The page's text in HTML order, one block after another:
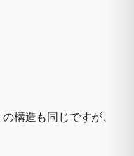
構造も同じですが、